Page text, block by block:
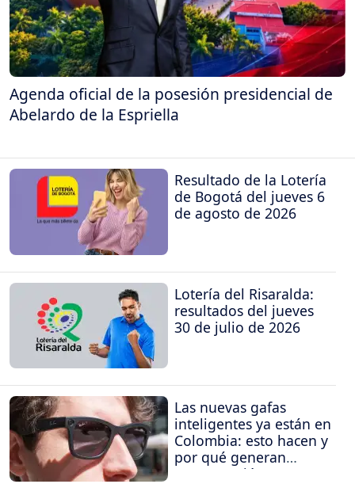
Agenda oficial de la posesión presidencial de
Abelardo de la Espriella
Resultado de la Lotería
de Bogotá del jueves 6
de agosto de 2026
Lotería del Risaralda:
resultados del jueves
30 de julio de 2026
Las nuevas gafas
inteligentes ya están en
Colombia: esto hacen y
por qué generan
preocupación